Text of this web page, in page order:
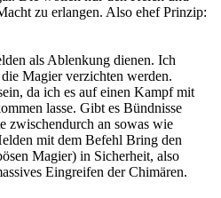
zu erlangen. Also ehef Prinzip:
als Ablenkung dienen. Ich
Magier verzichten werden.
da ich es auf einen Kampf mit
lasse. Gibt es Bündnisse
zwischendurch an sowas wie
mit dem Befehl Bring den
Magier) in Sicherheit, also
Eingreifen der Chimären.